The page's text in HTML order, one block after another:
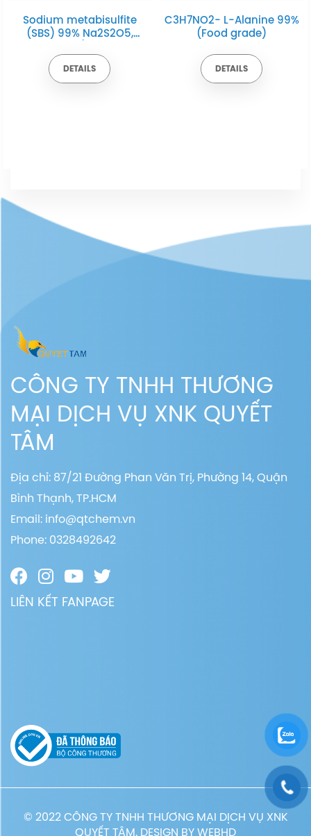
Sodium metabisulfite
(SBS) 99% Na2S2O5,
DETAILS
C3H7NO2- L-Alanine 99%
(Food grade)
DETAILS
CÔNG TY TNHH THƯƠNG
MẠI DỊCH VỤ XNK QUYẾT
TÂM
Địa chỉ: 87/21 Đường Phan Văn Trị, Phường 14, Quận
Bình Thạnh, TP.HCM
Email: info@qtchem.vn
Phone: 0328492642
LIÊN KẾT FANPAGE
© 2022 CÔNG TY TNHH THƯƠNG MẠI DỊCH VỤ XNK
QUYẾT TÂM. DESIGN BYWEBHD